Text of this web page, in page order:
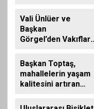
Aileleriyle Bir Araya
Geldi
Vali Ünlüer ve
Başkan
Görgel’den Vakıflar
ziyaret
Başkan Toptaş,
mahallelerin yaşam
kalitesini artıran